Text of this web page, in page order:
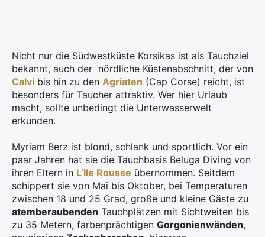
Nicht nur die Südwestküste Korsikas ist als Tauchziel
bekannt, auch der nördliche Küstenabschnitt, der von
Calvi bis hin zu den Agriaten (Cap Corse) reicht, ist
besonders für Taucher attraktiv. Wer hier Urlaub
macht, sollte unbedingt die Unterwasserwelt
erkunden.
Myriam Berz ist blond, schlank und sportlich. Vor ein
paar Jahren hat sie die Tauchbasis Beluga Diving von
ihren Eltern in L’Ile Rousse übernommen. Seitdem
schippert sie von Mai bis Oktober, bei Temperaturen
zwischen 18 und 25 Grad, große und kleine Gäste zu
atemberaubenden Tauchplätzen mit Sichtweiten bis
zu 35 Metern, farbenprächtigen Gorgonienwänden,